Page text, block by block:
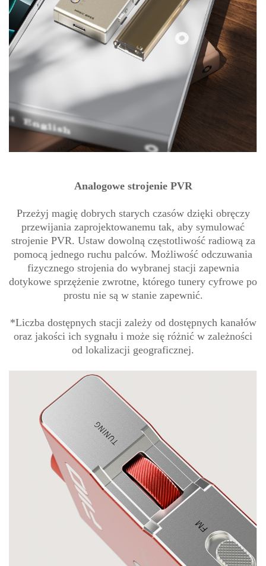
Analogowe strojenie PVR
Przeżyj magię dobrych starych czasów dzięki obręczy
przewijania zaprojektowanemu tak, aby symulować
strojenie PVR. Ustaw dowolną częstotliwość radiową za
pomocą jednego ruchu palców. Możliwość odczuwania
fizycznego strojenia do wybranej stacji zapewnia
dotykowe sprzężenie zwrotne, którego tunery cyfrowe po
prostu nie są w stanie zapewnić.
*Liczba dostępnych stacji zależy od dostępnych kanałów
oraz jakości ich sygnału i może się różnić w zależności
od lokalizacji geograficznej.